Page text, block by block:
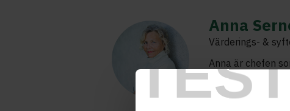
Anna
Värderings- &
Anna är chefen
kombinera
skapar på vägen